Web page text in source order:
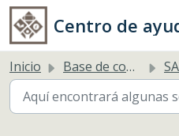
Saltar al contenido principal
Centro de
Inicio Base de conocimientos SALA DE